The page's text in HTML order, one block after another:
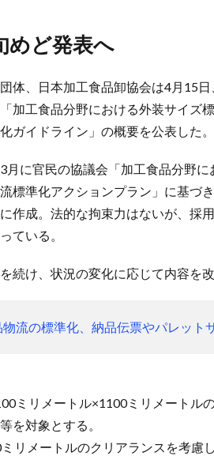
めど発表へ
体、日本加工食品卸協会は4月15
加工食品分野における外装サイズ
ガイドライン」の概要を公表した。
月に官民の協議会「加工食品分野
標準化アクションプラン」に基づ
作成。法的な拘束力はないが、採
ている。
続け、状況の変化に応じて内容を改
物流の標準化、納品伝票やパレット
ミリメートル×1100ミリメートル
を対象とする。
ミリメートルのクリアランスを考慮